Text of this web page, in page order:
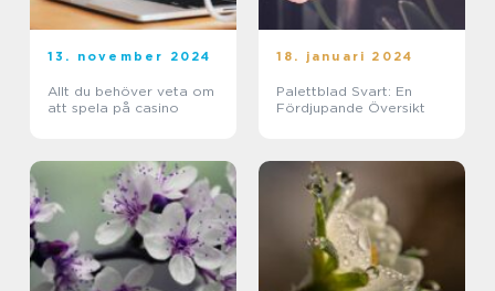
13. november 2024
Allt du behöver veta om
att spela på casino
18. januari 2024
Palettblad Svart: En
Fördjupande Översikt